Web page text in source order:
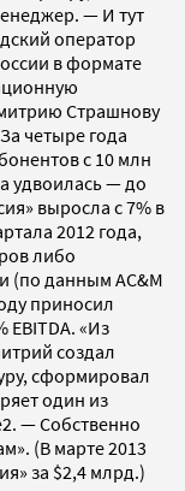
— И тут
оператор
в формате
Страшнову
четыре года
с 10 млн
удвоилась — до
выросла с 7% в
2012 года,
либо
(по данным AC&M
приносил
EBITDA. «Из
создал
сформировал
один из
— Собственно
(В марте 2013
за $2,4 млрд.)